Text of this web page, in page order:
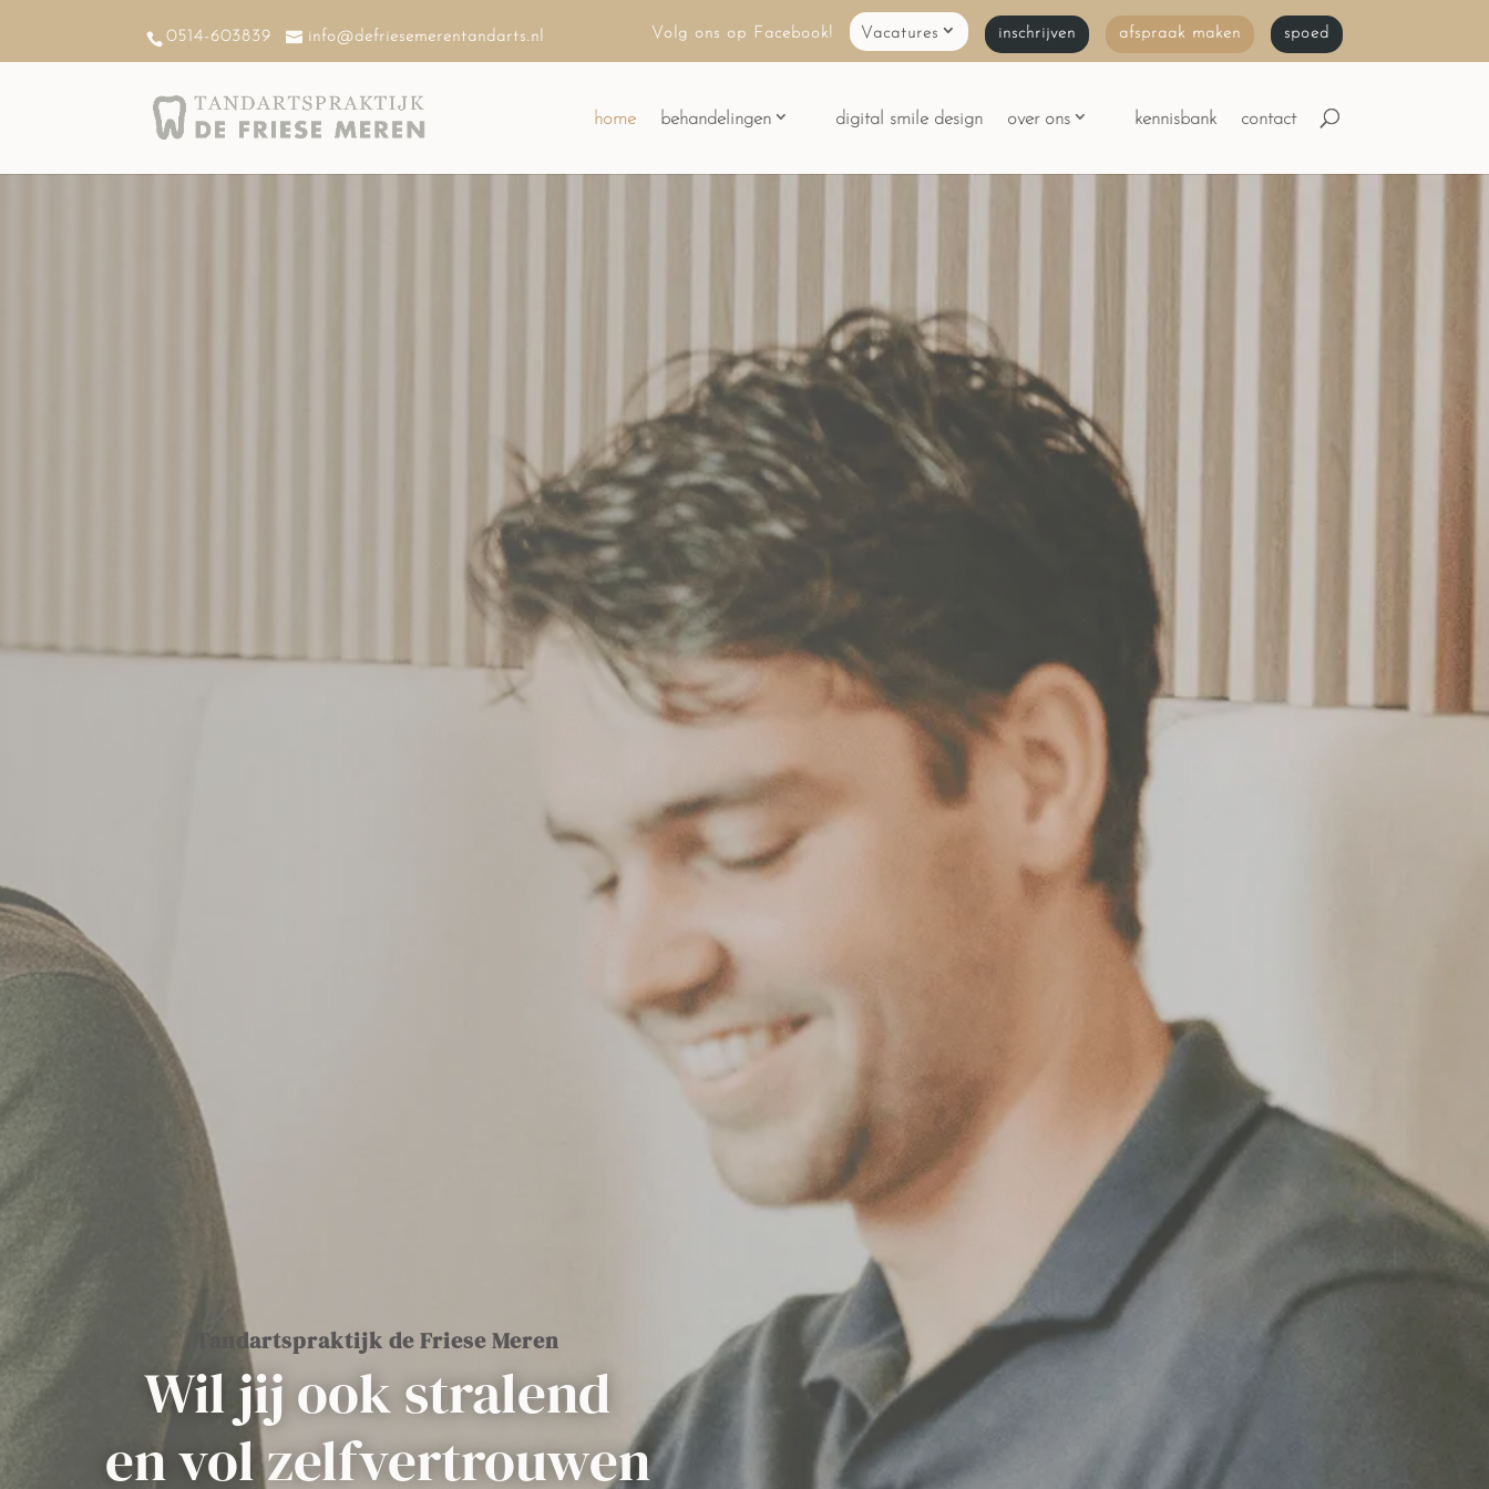
0514-603839 info@defriesemerentandarts.nl Volg ons op Facebook! Vacatures inschrijven afspraak maken spoed
home behandelingen digital smile design over ons kennisbank contact
Tandartspraktijk de Friese Meren
Wil jij ook stralend
en vol zelfvertrouwen